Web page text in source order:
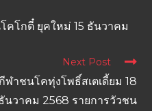
โกตี๋ ยุคใหม่ 15 ธันวาคม
Next Post
าชนโคทุ่งโพธิ์สเตเดี้ยม 18
นวาคม 2568 รายการวัวชน